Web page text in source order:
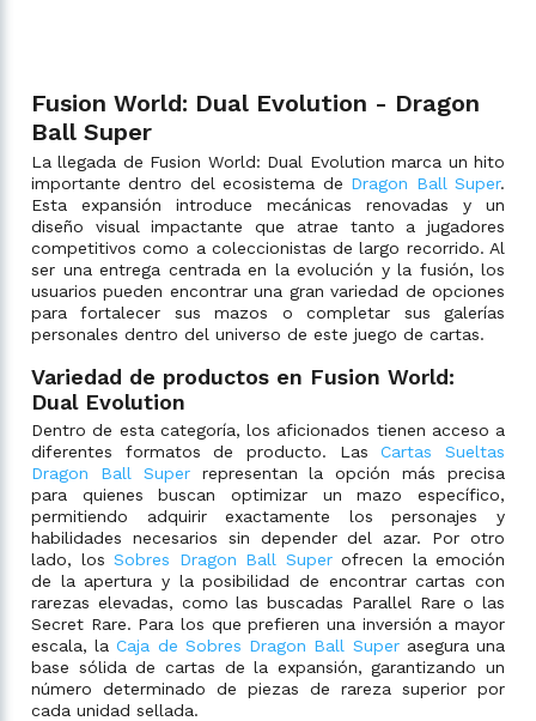
Fusion World: Dual Evolution - Dragon
Ball Super
La llegada de Fusion World: Dual Evolution marca un hito
importante dentro del ecosistema de Dragon Ball Super.
Esta expansión introduce mecánicas renovadas y un
diseño visual impactante que atrae tanto a jugadores
competitivos como a coleccionistas de largo recorrido. Al
ser una entrega centrada en la evolución y la fusión, los
usuarios pueden encontrar una gran variedad de opciones
para fortalecer sus mazos o completar sus galerías
personales dentro del universo de este juego de cartas.
Variedad de productos en Fusion World:
Dual Evolution
Dentro de esta categoría, los aficionados tienen acceso a
diferentes formatos de producto. LasCartas Sueltas
Dragon Ball Superrepresentan la opción más precisa
para quienes buscan optimizar un mazo específico,
permitiendo adquirir exactamente los personajes y
habilidades necesarios sin depender del azar. Por otro
lado, los Sobres Dragon Ball Superofrecen la emoción
de la apertura y la posibilidad de encontrar cartas con
rarezas elevadas, como las buscadas Parallel Rare o las
Secret Rare. Para los que prefieren una inversión a mayor
escala, laCaja de Sobres Dragon Ball Superasegura una
base sólida de cartas de la expansión, garantizando un
número determinado de piezas de rareza superior por
cada unidad sellada.